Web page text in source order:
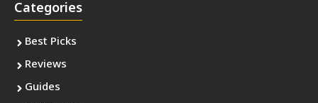
Categories
Best Picks
Reviews
Guides